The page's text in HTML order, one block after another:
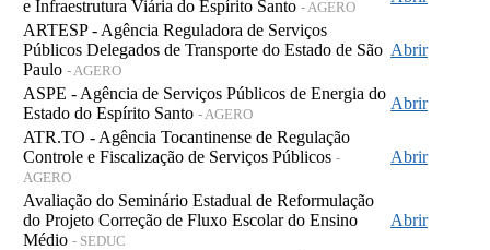
e Infraestrutura Viária do Espírito Santo - AGERO
ARTESP - Agência Reguladora de Serviços
Públicos Delegados de Transporte do Estado de São
Paulo - AGERO
Abrir
ASPE - Agência de Serviços Públicos de Energia do
Estado do Espírito Santo - AGERO
Abrir
ATR.TO - Agência Tocantinense de Regulação
Controle e Fiscalização de Serviços Públicos -
AGERO
Abrir
Avaliação do Seminário Estadual de Reformulação
do Projeto Correção de Fluxo Escolar do Ensino
Médio - SEDUC
Abrir